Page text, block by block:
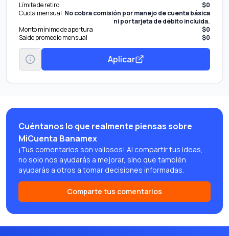
Límite de retiro
$0
Cuota mensual No cobra comisión por manejo de cuenta básica
ni por tarjeta de débito incluida.
Monto mínimo de apertura
$0
Saldo promedio mensual
$0
Aplicar
Cuéntanos lo que realmente piensas sobre
MiCuenta Banamex
¡Tus comentarios son valiosos! Al compartir tus ideas,
no solo nos ayudarás a mejorar, sino que también
ayudarás a otros a tomar decisiones informadas.
Comparte tus comentarios